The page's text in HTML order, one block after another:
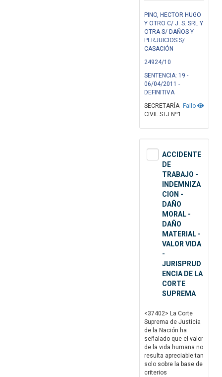
PINO, HECTOR HUGO
Y OTRO C/ J. S. SRL Y
OTRA S/ DAÑOS Y
PERJUICIOS S/
CASACIÓN
24924/10
SENTENCIA: 19 -
06/04/2011 -
DEFINITIVA
Fallo
SECRETARÍA
CIVIL STJ Nº1
ACCIDENTE
DE
TRABAJO -
INDEMNIZA
CION -
DAÑO
MORAL -
DAÑO
MATERIAL -
VALOR VIDA
-
JURISPRUD
ENCIA DE LA
CORTE
SUPREMA
<37402> La Corte
Suprema de Justicia
de la Nación ha
señalado que el valor
de la vida humana no
resulta apreciable tan
solo sobre la base de
criterios